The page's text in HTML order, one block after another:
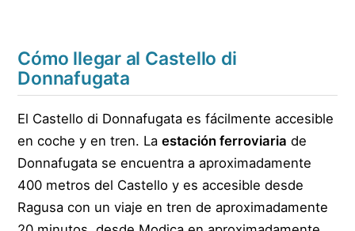
Cómo llegar al Castello di
Donnafugata
El Castello di Donnafugata es fácilmente accesible
en coche y en tren. Laestación ferroviaria de
Donnafugata se encuentra a aproximadamente
400 metros del Castello y es accesible desde
Ragusa con un viaje en tren de aproximadamente